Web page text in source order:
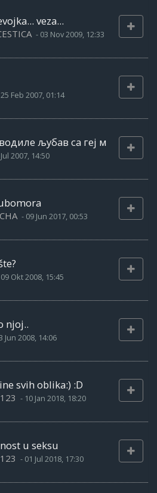
veza...
- 03 Nov 2009, 12:33
25 Feb 2007, 01:14
љубав са геј м
2007, 14:50
- 09 Jun 2017, 00:53
09 Okt 2008, 15:45
njoj..
Jun 2008, 14:06
svih oblika:) :D
- 10 Jan 2018, 18:20
u seksu
- 01 Jul 2018, 17:30